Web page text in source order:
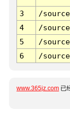
3 /
4
/
5
/
6
/
www.365jz.com 已